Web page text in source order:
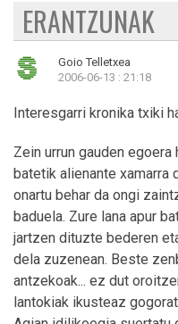
ERANTZUNAK
Goio Telletxea
2006-06-13 : 21:18
Interesgarri kronika txiki
Zein urrun gauden
batetik alienante xamarra
onartu behar da ongi
baduela. Zure lana apur
jartzen dituzte bederen
dela zuzenean. Beste
antzekoak... ez dut
lantokiak ikusteaz